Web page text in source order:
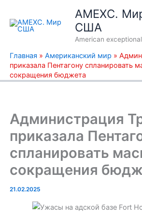
содержимому
AMEXC.
США
American
Главная » Американский мир »
приказала Пентагону спланировать
сокращения бюджета
Администрация
приказала
спланировать
сокращения
21.02.2025